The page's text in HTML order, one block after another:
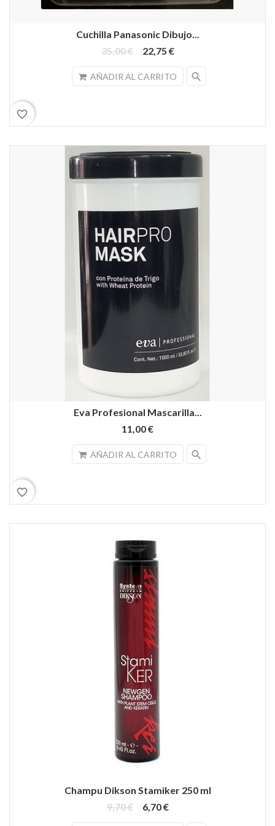
Cuchilla Panasonic Dibujo...
35,00 €
22,75 €
AÑADIR AL CARRITO search
favorite_border
Eva Profesional Mascarilla...
11,00 €
AÑADIR AL CARRITO search
favorite_border
Champu Dikson Stamiker 250 ml
9,70 €
6,70 €